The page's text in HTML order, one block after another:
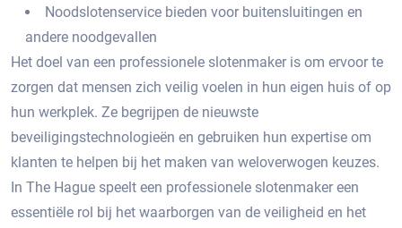
Noodslotenservice bieden voor buitensluitingen en
andere noodgevallen
Het doel van een professionele slotenmaker is om ervoor te
zorgen dat mensen zich veilig voelen in hun eigen huis of op
hun werkplek.​ Ze begrijpen de nieuwste
beveiligingstechnologieën en gebruiken hun expertise om
klanten te helpen bij het maken van weloverwogen keuzes.​
In The Hague speelt een professionele slotenmaker een
essentiële rol bij het waarborgen van de veiligheid en het